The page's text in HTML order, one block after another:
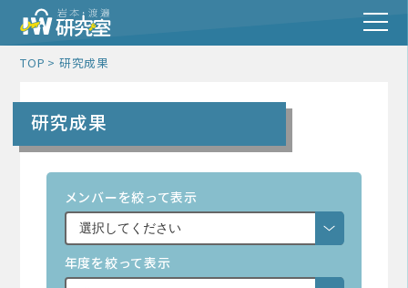
TOP 研究成果
研究成果
メンバーを絞って表示
年度を絞って表示